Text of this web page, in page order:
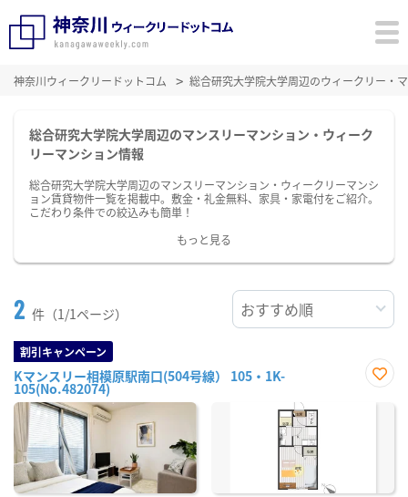
神奈川ウィークリードットコム 総合研究大学院大学周辺のウィークリー・
総合研究大学院大学周辺のマンスリーマンション・ウィーク
リーマンション情報
総合研究大学院大学周辺のマンスリーマンション・ウィークリーマンシ
ョン賃貸物件一覧を掲載中。敷金・礼金無料、家具・家電付をご紹介。
こだわり条件での絞込みも簡単！
もっと見る
2 件（1/1ページ）
割引キャンペーン
Kマンスリー相模原駅南口(504号線） 105・1K-
105(No.482074)
に入